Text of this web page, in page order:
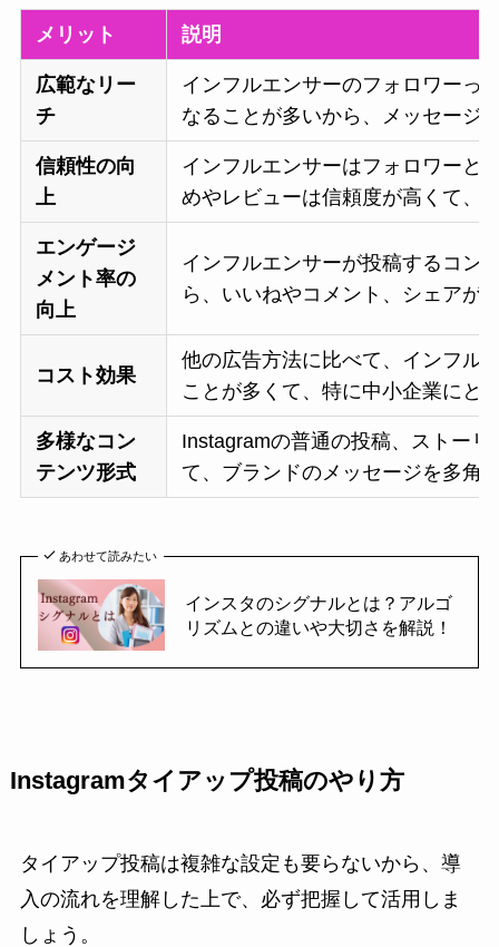
メリット 説明
広範なリー
チ
インフルエンサーのフォロワーっ
なることが多いから、メッセージ
信頼性の向
上
インフルエンサーはフォロワーと
めやレビューは信頼度が高くて、
エンゲージ
メント率の
向上
インフルエンサーが投稿するコン
ら、いいねやコメント、シェアが
コスト効果
他の広告方法に比べて、インフル
ことが多くて、特に中小企業にと
多様なコン
テンツ形式
Instagramの普通の投稿、ストー
て、ブランドのメッセージを多角
あわせて読みたい
インスタのシグナルとは？アルゴ
リズムとの違いや大切さを解説！
Instagramタイアップ投稿のやり方
タイアップ投稿は複雑な設定も要らないから、導
入の流れを理解した上で、必ず把握して活用しま
しょう。